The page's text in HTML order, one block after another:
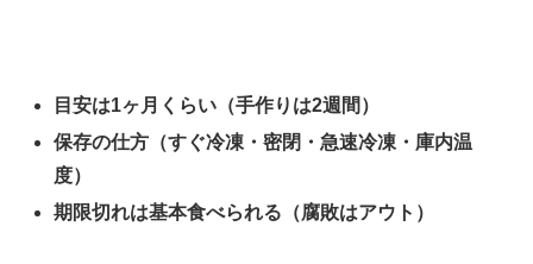
目安は1ヶ月くらい（手作りは2週間）
保存の仕方（すぐ冷凍・密閉・急速冷凍・庫内温
度）
期限切れは基本食べられる（腐敗はアウト）